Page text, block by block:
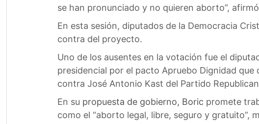
se han pronunciado y no quieren aborto”,
En esta sesión, diputados de la Democracia
contra del proyecto.
Uno de los ausentes en la votación fue el
presidencial por el pacto Apruebo Dignidad que
contra José Antonio Kast del Partido
En su propuesta de gobierno, Boric promete
como el “aborto legal, libre, seguro y gratuito”,